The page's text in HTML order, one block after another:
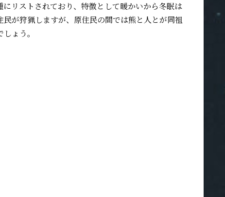
にリストされており、特徴として暖かいから冬眠は
が狩猟しますが、原住民の間では熊と人とが同祖
ょう。